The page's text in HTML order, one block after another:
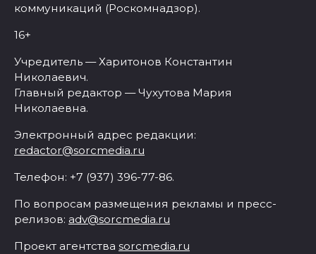
коммуникаций (Роскомнадзор).
16+
Учредитель — Харитонов Константин
Николаевич.
Главный редактор — Чухутова Мария
Николаевна.
Электронный адрес редакции:
redactor@sorcmedia.ru
Телефон: +7 (937) 396-77-86.
По вопросам размещения рекламы и пресс-
релизов: adv@sorcmedia.ru
Проект агентства sorcmedia.ru